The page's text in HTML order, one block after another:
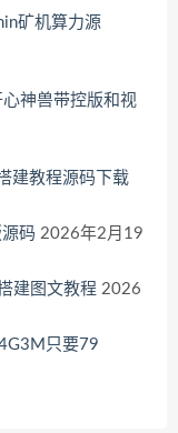
矿机算力源
神兽带控版和视
建教程源码下载
码 2026年2月19
建图文教程 2026
只要79